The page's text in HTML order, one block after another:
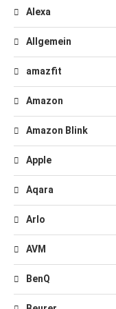
Alexa
Allgemein
amazfit
Amazon
Amazon Blink
Apple
Aqara
Arlo
AVM
BenQ